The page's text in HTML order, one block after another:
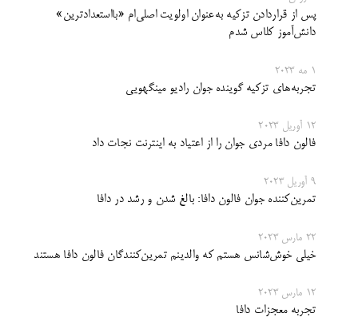
پس از قراردادن تزکیه به‌عنوان اولویت اصلی‌ام «بااستعدادترین»
دانش‌آموز کلاس شدم
1 مه 2023
تجربه‌های تزکیه گوینده جوان رادیو مینگهویی
12 آوریل 2023
فالون دافا مردی جوان را از اعتیاد به اینترنت نجات داد
9 آوریل 2023
تمرین‌کننده جوان فالون دافا: بالغ شدن و رشد در دافا
22 مارس 2023
خیلی خوش‌شانس هستم که والدینم تمرین‌کنندگان فالون دافا هستند
12 مارس 2023
تجربه معجزات دافا